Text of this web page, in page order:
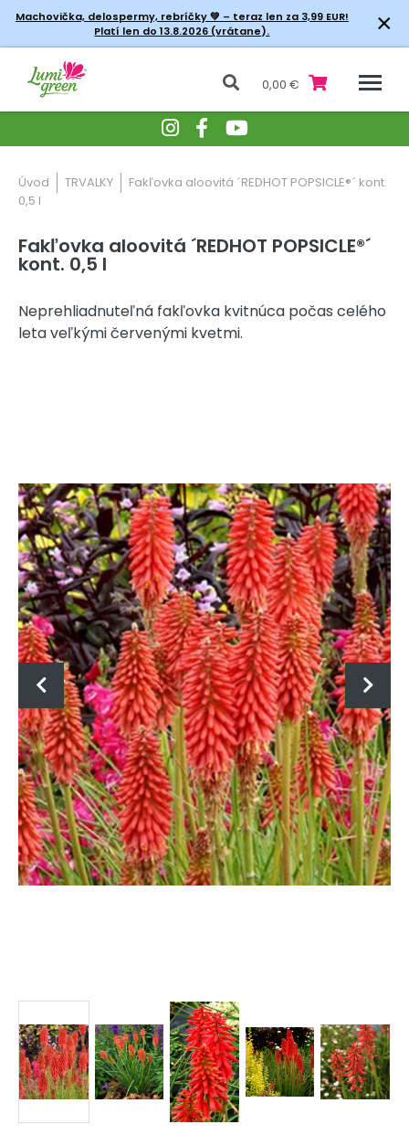
Machovička, delospermy, rebríčky💚 – teraz len za 3,99 EUR!
Platí len do 13.8.2026 (vrátane).
×
0,00 €
Úvod TRVALKY
Fakľovka aloovitá ´REDHOT POPSICLE®´ kont.
0,5 l
Fakľovka aloovitá ´REDHOT POPSICLE®´
kont. 0,5 l
Neprehliadnuteľná fakľovka kvitnúca počas celého
leta veľkými červenými kvetmi.